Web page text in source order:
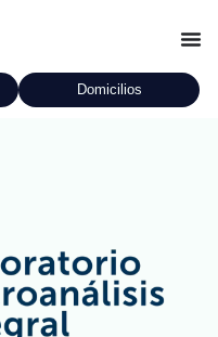
Domicilios